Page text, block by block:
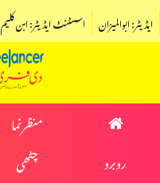
اسسٹنٹ ایڈیٹر: ابن کلیم ایڈیٹر: ابوالمیزان
منظرنما
روبرو
چٹھی